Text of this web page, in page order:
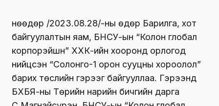
Өнөөдөр /2023.08.28/-ны өдөр Барилга, хот
байгуулалтын яам, БНСУ-ын “Колон глобал
корпорэйшн” ХХК-ийн хооронд орлогод
нийцсэн “Солонго-1 орон сууцны хороолол”
барих төслийн гэрээг байгууллаа. Гэрээнд
БХБЯ-ны Төрийн нарийн бичгийн дарга